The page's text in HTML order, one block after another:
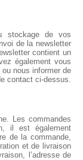
stockage de vos
de la newsletter
contient un
également vous
nous informer de
contact ci-dessus.
Les commandes
il est également
de la commande,
et de livraison
l’adresse de